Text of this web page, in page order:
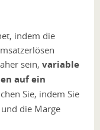
indem die
sein, variable
auf ein
Sie, indem Sie
die Marge